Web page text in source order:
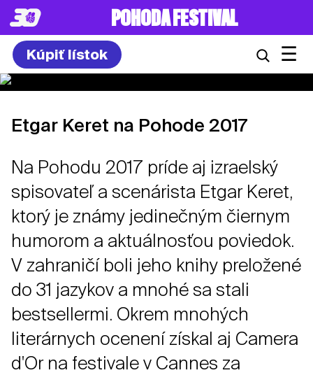
POHODA FESTIVAL
Kúpiť lístok ☰
Etgar Keret na Pohode 2017
Na Pohodu 2017 príde aj izraelský
spisovateľ a scenárista Etgar Keret,
ktorý je známy jedinečným čiernym
humorom a aktuálnosťou poviedok.
V zahraničí boli jeho knihy preložené
do 31 jazykov a mnohé sa stali
bestsellermi. Okrem mnohých
literárnych ocenení získal aj Camera
d'Or na festivale v Cannes za